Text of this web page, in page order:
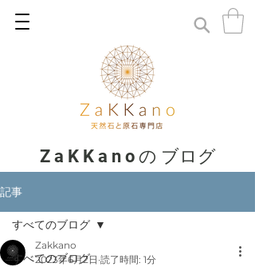
Z a K K a n o の ブログ
記事
すべてのブログ
すべてのブログ
Zakkano
2023年6月2日 読了時間: 1分